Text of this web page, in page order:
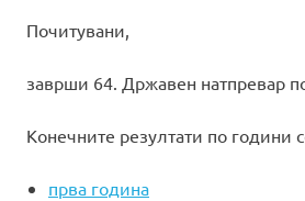
Почитувани,
заврши 64. Државен натпревар
Конечните резултати по години
прва година